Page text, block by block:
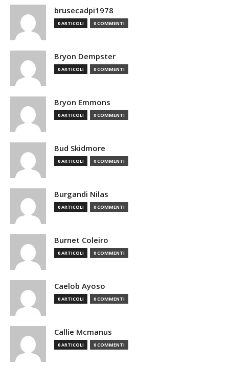
brusecadpi1978
0 ARTICOLI 0 COMMENTI
Bryon Dempster
0 ARTICOLI 0 COMMENTI
Bryon Emmons
0 ARTICOLI 0 COMMENTI
Bud Skidmore
0 ARTICOLI 0 COMMENTI
Burgandi Nilas
0 ARTICOLI 0 COMMENTI
Burnet Coleiro
0 ARTICOLI 0 COMMENTI
Caelob Ayoso
0 ARTICOLI 0 COMMENTI
Callie Mcmanus
0 ARTICOLI 0 COMMENTI